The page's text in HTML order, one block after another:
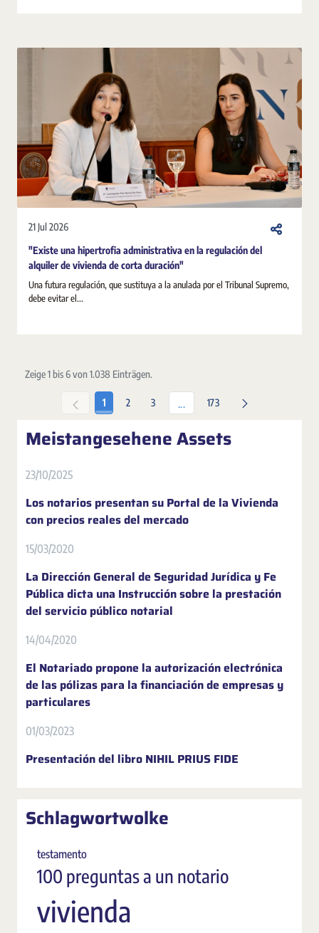
21 Jul 2026
"Existe una hipertrofia administrativa en la regulación del
alquiler de vivienda de corta duración"
Una futura regulación, que sustituya a la anulada por el Tribunal Supremo,
debe evitar el...
Zeige 1 bis 6 von 1.038 Einträgen.
Seite
1 Seite
2 Seite
3 ... Zwischenseiten Navigieren mit
Seite
173
Meistangesehene Assets
23/10/2025
Los notarios presentan su Portal de la Vivienda
con precios reales del mercado
15/03/2020
La Dirección General de Seguridad Jurídica y Fe
Pública dicta una Instrucción sobre la prestación
del servicio público notarial
14/04/2020
El Notariado propone la autorización electrónica
de las pólizas para la financiación de empresas y
particulares
01/03/2023
Presentación del libro NIHIL PRIUS FIDE
Schlagwortwolke
testamento
100 preguntas a un notario
vivienda